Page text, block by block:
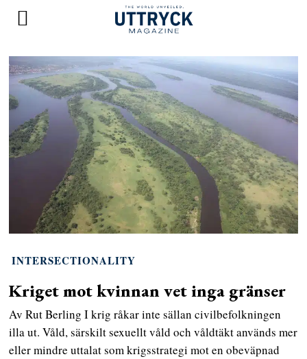
INTERSECTIONALITY
Kriget mot kvinnan vet inga gränser
Av Rut Berling I krig råkar inte sällan civilbefolkningen
illa ut. Våld, särskilt sexuellt våld och våldtäkt används mer
eller mindre uttalat som krigsstrategi mot en obeväpnad